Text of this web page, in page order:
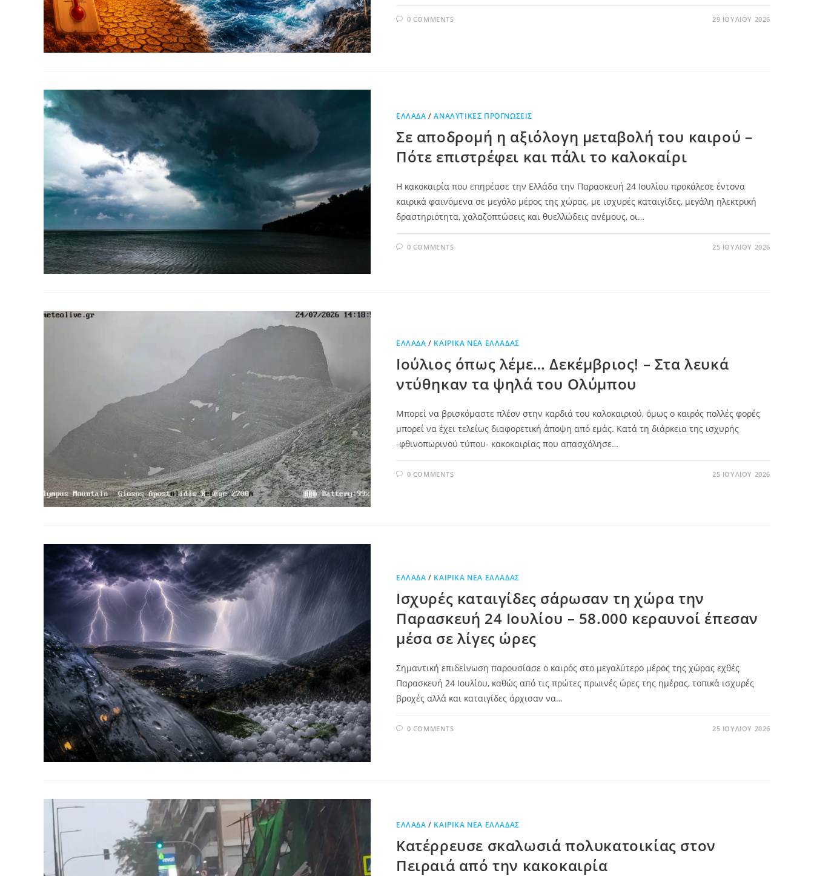
0 COMMENTS 29 ΙΟΥΛΊΟΥ 2026
ΕΛΛΆΔΑ /ΑΝΑΛΥΤΙΚΈΣ ΠΡΟΓΝΏΣΕΙΣ
Σε αποδρομή η αξιόλογη μεταβολή του καιρού –
Πότε επιστρέφει και πάλι το καλοκαίρι
Η κακοκαιρία που επηρέασε την Ελλάδα την Παρασκευή 24 Ιουλίου προκάλεσε έντονα
καιρικά φαινόμενα σε μεγάλο μέρος της χώρας, με ισχυρές καταιγίδες, μεγάλη ηλεκτρική
δραστηριότητα, χαλαζοπτώσεις και θυελλώδεις ανέμους, οι…
0 COMMENTS 25 ΙΟΥΛΊΟΥ 2026
ΕΛΛΆΔΑ / ΚΑΙΡΙΚΆ ΝΈΑ ΕΛΛΆΔΑΣ
Ιούλιος όπως λέμε… Δεκέμβριος! – Στα λευκά
ντύθηκαν τα ψηλά του Ολύμπου
Μπορεί να βρισκόμαστε πλέον στην καρδιά του καλοκαιριού, όμως ο καιρός πολλές φορές
μπορεί να έχει τελείως διαφορετική άποψη από εμάς. Κατά τη διάρκεια της ισχυρής
-φθινοπωρινού τύπου- κακοκαιρίας που απασχόλησε…
0 COMMENTS 25 ΙΟΥΛΊΟΥ 2026
ΕΛΛΆΔΑ / ΚΑΙΡΙΚΆ ΝΈΑ ΕΛΛΆΔΑΣ
Ισχυρές καταιγίδες σάρωσαν τη χώρα την
Παρασκευή 24 Ιουλίου – 58.000 κεραυνοί έπεσαν
μέσα σε λίγες ώρες
Σημαντική επιδείνωση παρουσίασε ο καιρός στο μεγαλύτερο μέρος της χώρας εχθές
Παρασκευή 24 Ιουλίου, καθώς από τις πρώτες πρωινές ώρες της ημέρας, τοπικά ισχυρές
βροχές αλλά και καταιγίδες άρχισαν να…
0 COMMENTS 25 ΙΟΥΛΊΟΥ 2026
ΕΛΛΆΔΑ / ΚΑΙΡΙΚΆ ΝΈΑ ΕΛΛΆΔΑΣ
Κατέρρευσε σκαλωσιά πολυκατοικίας στον
Πειραιά από την κακοκαιρία